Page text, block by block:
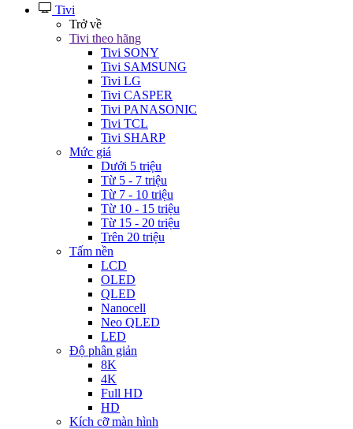
Tivi
Trở về
Tivi theo hãng
Tivi SONY
Tivi SAMSUNG
Tivi LG
Tivi CASPER
Tivi PANASONIC
Tivi TCL
Tivi SHARP
Mức giá
Dưới 5 triệu
Từ 5 - 7 triệu
Từ 7 - 10 triệu
Từ 10 - 15 triệu
Từ 15 - 20 triệu
Trên 20 triệu
Tấm nền
LCD
OLED
QLED
Nanocell
Neo QLED
LED
Độ phân giản
8K
4K
Full HD
HD
Kích cỡ màn hình